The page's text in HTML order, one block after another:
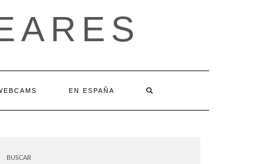
EN ESPAÑA
BUSCAR